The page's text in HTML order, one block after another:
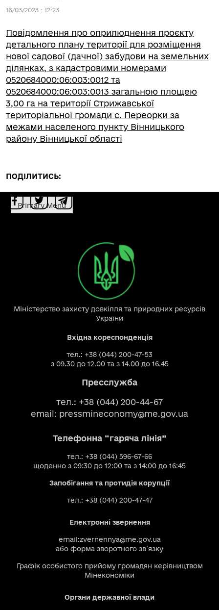
16/03/2023 : 12:23
Повідомлення про оприлюднення проєкту
детального плану території для розміщення
нової садової (дачної) забудови на земельних
ділянках, з кадастровими номерами
0520684000:06:003:0012 та
0520684000:06:003:0013 загальною площею
3,00 га на території Стрижавської
територіальної громади с. Переорки за
межами населеного пункту Вінницького
району Вінницької області
ПОДІЛИТИСЬ:
Primary Menu
Міністерство захисту довкілля та природних ресурсів
України
Вхідна кореспонденція
тел.: +38 (044) 200-47-53
з 09.30 до 12.00 та з 14.00 до 16.45
Пресслужба
тел.: +38 (044) 200-44-67
email: pressmineconomy@me.gov.ua
Телефонна “гаряча лінія”
тел.: +38 (044) 596-67-66
щоденно з 09:30 до 12:00 та з 14:00 до 16:45
Запобігання та протидія корупції
тел.: +38 (044) 200-47-47
Електронні звернення
email:zvernennya@me.gov.ua
або форма зворотного зв`язку
Графік особистого прийому громадян керівництвом
Мінекономіки
Органи державної влади